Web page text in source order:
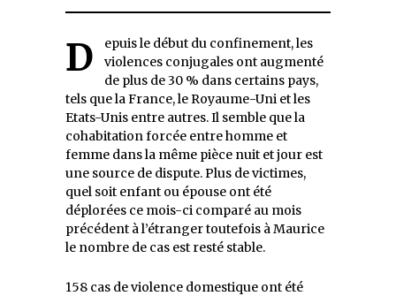
Depuis le début du confinement, les
violences conjugales ont augmenté
de plus de 30 % dans certains pays,
tels que la France, le Royaume-Uni et les
Etats-Unis entre autres. Il semble que la
cohabitation forcée entre homme et
femme dans la même pièce nuit et jour est
une source de dispute. Plus de victimes,
quel soit enfant ou épouse ont été
déplorées ce mois-ci comparé au mois
précédent à l’étranger toutefois à Maurice
le nombre de cas est resté stable.
158 cas de violence domestique ont été